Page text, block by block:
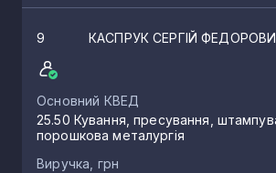
9 КАСПРУК СЕРГІЙ
Основний КВЕД
25.50 Кування, пресування,
порошкова металургія
Виручка, грн